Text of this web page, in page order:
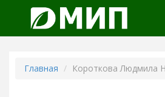
Главная Короткова Людмила